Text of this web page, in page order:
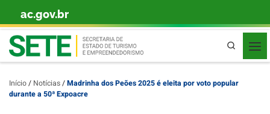
Skip to content
ac.gov.br
Pesquisa
Início/ Notícias/Madrinha dos Peões 2025 é eleita por voto popular
durante a 50ª Expoacre